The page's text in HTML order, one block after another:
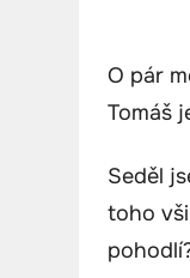
O pár
Tomáš
Seděl
toho